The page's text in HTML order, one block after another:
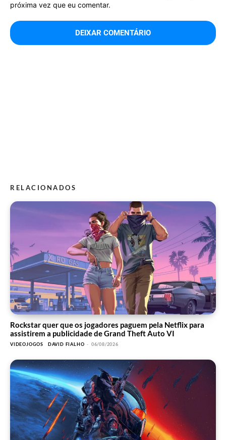
próxima vez que eu comentar.
RELACIONADOS
Rockstar quer que os jogadores paguem pela Netflix para
assistirem a publicidade de Grand Theft Auto VI
VIDEOJOGOS DAVID FIALHO - 06/08/2026